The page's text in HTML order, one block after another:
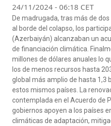
24/11/2024 - 06:18 CET
De madrugada, tras más de
al borde del colapso, los
(Azerbaiyán) alcanzaban un
de financiación climática.
millones de dólares anuales lo
los de menos recursos hasta
global más amplio de hasta 1,3
estos mismos países. La
contemplada en el Acuerdo de
gobiernos apoyen a los países
climáticas de adaptación,